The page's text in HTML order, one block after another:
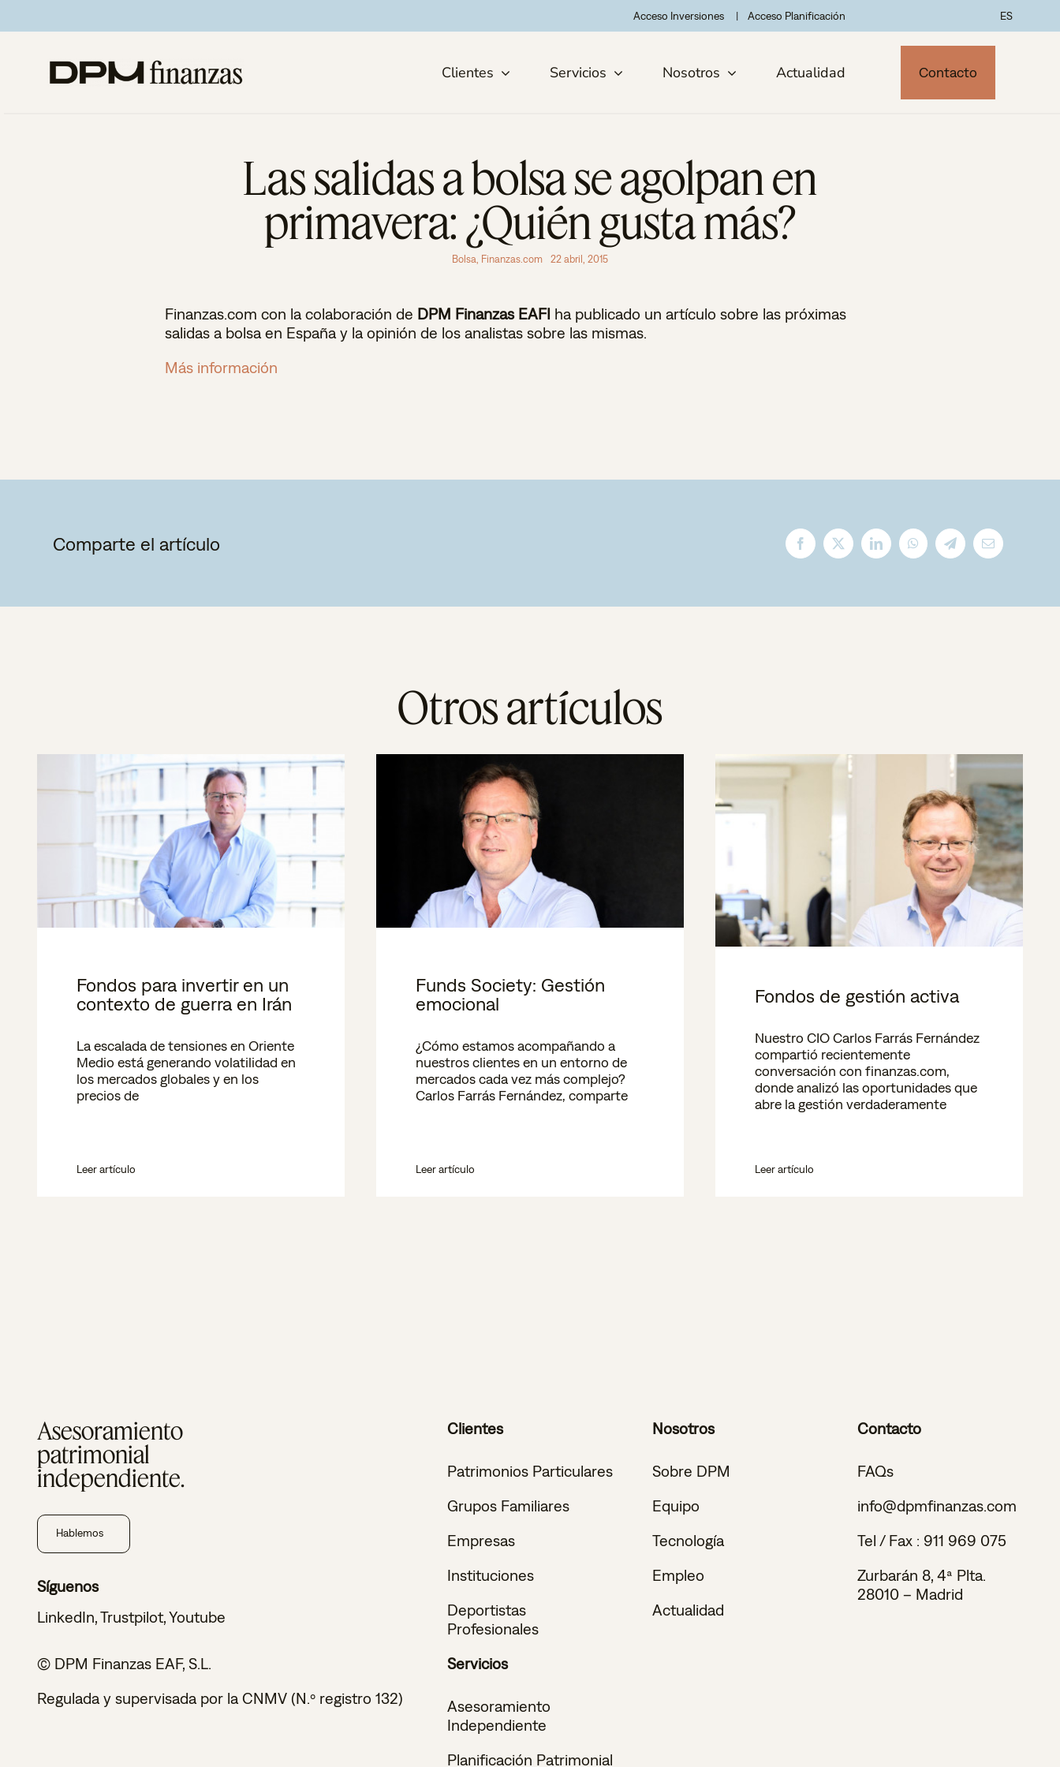
al
Acceso Inversiones Acceso Planificación ES
Clientes Servicios Nosotros Actualidad Contacto
Las salidas a bolsa se agolpan en
primavera: ¿Quién gusta más?
Bolsa Finanzas.com 22 abril, 2015
Finanzas.com con la colaboración de DPM Finanzas EAFI ha publicado un artículo sobre las próximas
salidas a bolsa en España y la opinión de los analistas sobre las mismas.
Más información
Comparte el artículo
Otros artículos
Fondos para invertir en un
contexto de guerra en Irán
La escalada de tensiones en Oriente
Medio está generando volatilidad en
los mercados globales y en los
precios de
Leer artículo
Funds Society: Gestión
emocional
¿Cómo estamos acompañando a
nuestros clientes en un entorno de
mercados cada vez más complejo?
Carlos Farrás Fernández, comparte
Leer artículo
Fondos de gestión activa
Nuestro CIO Carlos Farrás Fernández
compartió recientemente
conversación con finanzas.com,
donde analizó las oportunidades que
abre la gestión verdaderamente
Leer artículo
Asesoramiento
patrimonial
independiente.
Hablemos
Síguenos
LinkedIn,Trustpilot,Youtube
© DPM Finanzas EAF, S.L.
Regulada y supervisada por la CNMV (N.º registro 132)
Clientes
Patrimonios Particulares
Grupos Familiares
Empresas
Instituciones
Deportistas
Profesionales
Servicios
Asesoramiento
Independiente
Planificación Patrimonial
Nosotros
Sobre DPM
Equipo
Tecnología
Empleo
Actualidad
Contacto
FAQs
info@dpmfinanzas.com
Tel / Fax : 911 969 075
Zurbarán 8, 4ª Plta.
28010 – Madrid